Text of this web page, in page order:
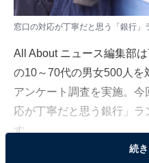
窓口の対応が丁寧だと思う「銀行」
All About ニュース編集部
の10～70代の男女500人を
アンケート調査を実施。
応が丁寧だと思う銀行」
す。
続